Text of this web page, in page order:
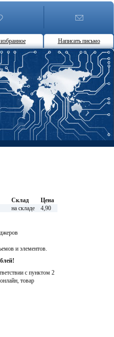
Написать письмо
Склад
Цена
на складе 4,90
и элементов.
с пунктом 2
товар